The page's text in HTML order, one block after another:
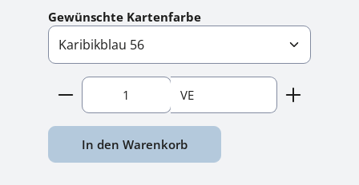
Gewünschte Kartenfarbeauswählen
Produkt Anzahl: Gib den gewünschten Wert
VE
In den Warenkorb